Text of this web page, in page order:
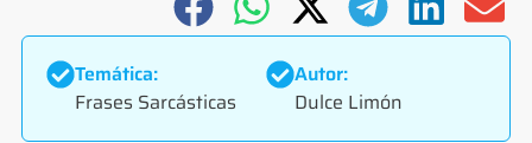
Temática:
Frases Sarcásticas
Autor:
Dulce Limón